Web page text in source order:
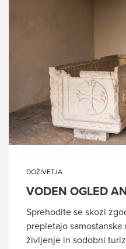
DOŽIVETJA
VODEN OGLED
Sprehodite se skozi
prepletajo
življenje in sodobni